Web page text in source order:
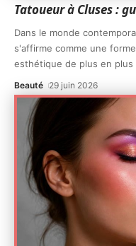
Tatoueur à Cluses :
Dans le monde
s'affirme comme une
esthétique de plus en plus
Beauté 29 juin 2026